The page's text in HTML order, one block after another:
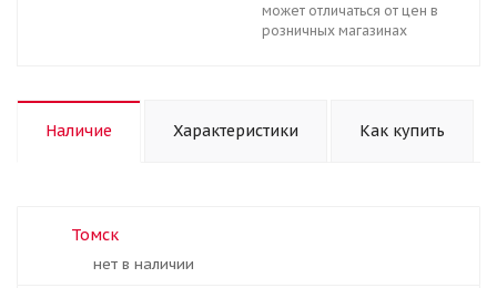
может отличаться от цен в
розничных магазинах
Наличие Характеристики Как купить
Томск
Нет в наличии